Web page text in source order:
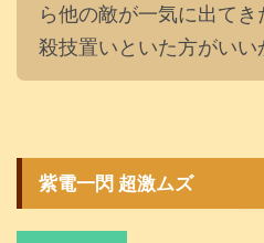
ら他の敵が一気に出て
殺技置いといた方がいい
紫電一閃 超激ムズ